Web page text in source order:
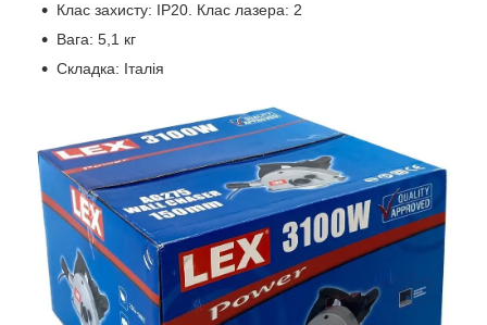
Клас захисту: IP20. Клас лазера: 2
Вага: 5,1 кг
Складка: Італія